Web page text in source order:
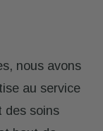
nous avons
au service
des soins